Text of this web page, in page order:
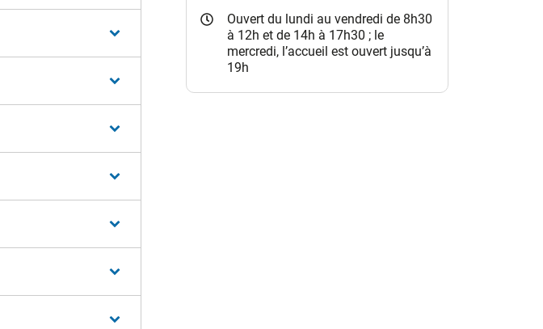
Ouvert du lundi au vendredi de 8h30
à 12h et de 14h à 17h30 ; le
mercredi, l’accueil est ouvert jusqu’à
19h